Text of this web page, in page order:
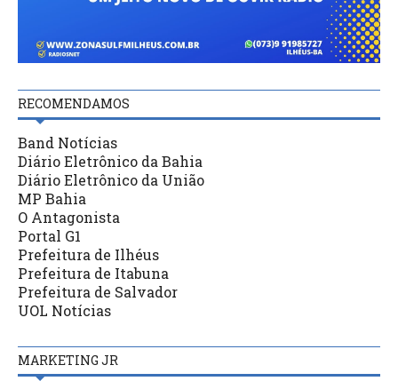
RECOMENDAMOS
Band Notícias
Diário Eletrônico da Bahia
Diário Eletrônico da União
MP Bahia
O Antagonista
Portal G1
Prefeitura de Ilhéus
Prefeitura de Itabuna
Prefeitura de Salvador
UOL Notícias
MARKETING JR